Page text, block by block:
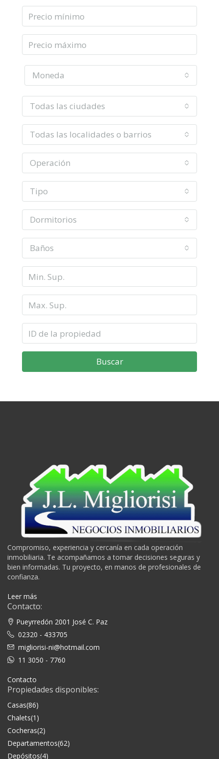
Moneda
Todas las ciudades
Todas las localidades o barrios
Operación
Tipo
Dormitorios
Baños
Buscar
Compromiso, experiencia y cercanía en cada operación
inmobiliaria. Te acompañamos a tomar decisiones seguras y
bien informadas. Tu proyecto, en manos de profesionales de
confianza.
Leer más
Contacto:
Pueyrredón 2001 José C. Paz
02320 - 433705
migliorisi-ni@hotmail.com
11 3050 - 7760
Contacto
Propiedades disponibles:
Casas(86)
Chalets(1)
Cocheras(2)
Departamentos(62)
Depósitos(4)